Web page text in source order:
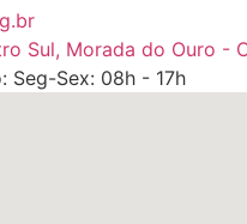
Sul, Morada do Ouro -
Seg-Sex: 08h - 17h